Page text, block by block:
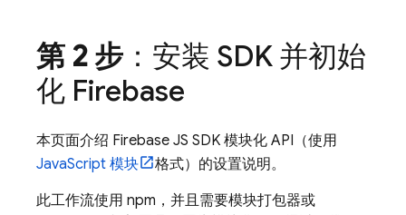
第 2 步 ：安装 SDK 并初始
化 Firebase
本页面介绍 Firebase JS SDK 模块化 API（使用
JavaScript 模块
格式）的设置说明。
此工作流使用 npm，并且需要模块打包器或